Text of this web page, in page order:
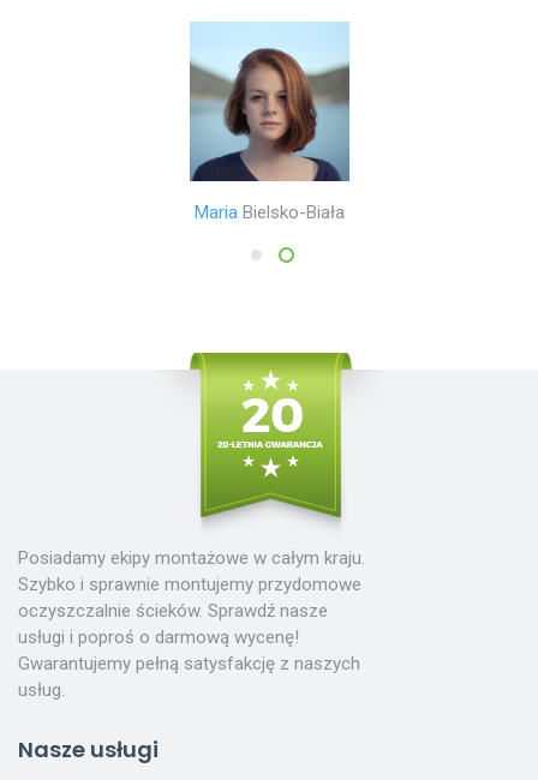
Mariusz Poznań
Maria Bielsko-Biała
1 2
Posiadamy ekipy montażowe w całym kraju.
Szybko i sprawnie montujemy przydomowe
oczyszczalnie ścieków. Sprawdź nasze
usługi i poproś o darmową wycenę!
Gwarantujemy pełną satysfakcję z naszych
usług.
Nasze usługi